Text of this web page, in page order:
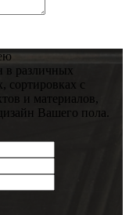
в различных
сортировках с
и материалов,
Вашего пола.